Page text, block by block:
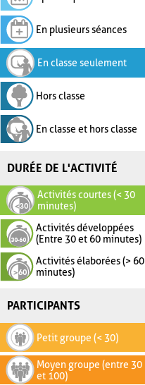
En plusieurs séances
En classe seulement
Hors classe
En classe et hors classe
DURÉE DE L'ACTIVITÉ
Activités courtes (< 30
minutes)
Activités développées
(Entre 30 et 60 minutes)
Activités élaborées (> 60
minutes)
PARTICIPANTS
Petit groupe (< 30)
Moyen groupe (entre 30
et 100)